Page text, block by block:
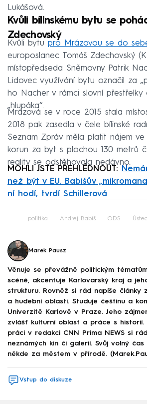
Lukášová.
Kvůli bílinskému bytu se
Zdechovský
Kvůli bytu pro Mrázovou se do
europoslanec Tomáš Zdechovský
místopředseda Sněmovny Patrik
Lidovec využívání bytu označil za
ho Nacher v rámci slovní přestřelky
„hlupáka“.
Mrázová se v roce 2015 stala
2018 pak zasedla v čele bílinské
Seznam Zpráv měla platit nájem ve
korun za byt s plochou 130 metrů
reality se odstěhovala nedávno.
MOHLI JSTE PŘEHLÉDNOUT:
než být v EU. Babišův
ní hodí, tvrdí Schillerová
politika Andrej Babiš ODS
Marek Pausz
Věnuje se převážně politickým
scéně, akcentuje Karlovarský kraj a
strukturu. Rovněž si rád napíše články
a hudební oblasti. Studuje češtinu a
Univerzitě Karlově v Praze. Jeho
zvlášť kulturní oblast a práce s historií.
práci v redakci CNN Prima NEWS si
neznámých kin či galerií. Svůj volný
někde za městem v přírodě.
Vstup do diskuze